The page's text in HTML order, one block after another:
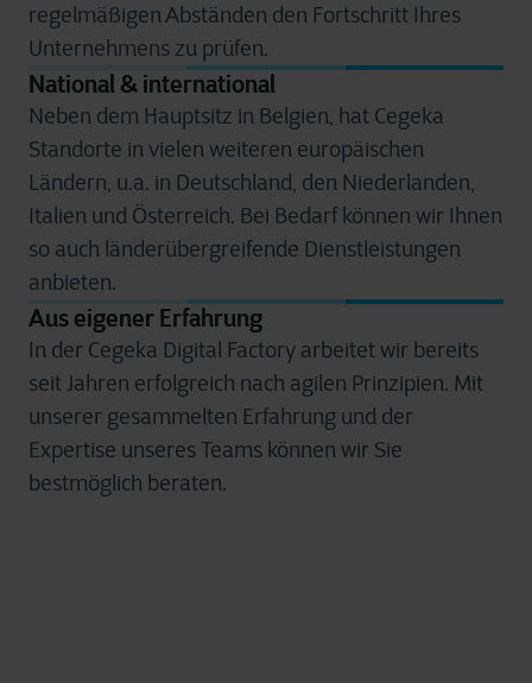
regelmäßigen Abständen den Fortschritt Ihres
Unternehmens zu prüfen.
National & international
Neben dem Hauptsitz in Belgien, hat Cegeka
Standorte in vielen weiteren europäischen
Ländern, u.a. in Deutschland, den Niederlanden,
Italien und Österreich. Bei Bedarf können wir Ihnen
so auch länderübergreifende Dienstleistungen
anbieten.
Aus eigener Erfahrung
In der Cegeka Digital Factory arbeitet wir bereits
seit Jahren erfolgreich nach agilen Prinzipien. Mit
unserer gesammelten Erfahrung und der
Expertise unseres Teams können wir Sie
bestmöglich beraten.